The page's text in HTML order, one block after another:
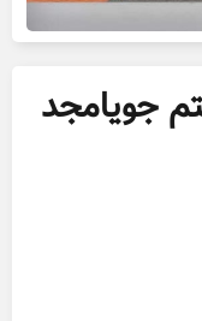
جویامجد